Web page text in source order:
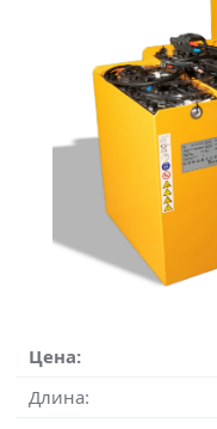
Цена:
Длина: